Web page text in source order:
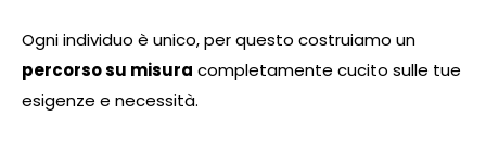
Ogni individuo è unico, per questo costruiamo un
percorso su misura completamente cucito sulle tue
esigenze e necessità.